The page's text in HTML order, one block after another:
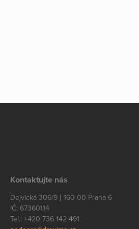
Kontaktujte nás
Dejvická 306/9 | 160 00 Praha 6
IČ: 67360114
Tel.: +420 736 142 491